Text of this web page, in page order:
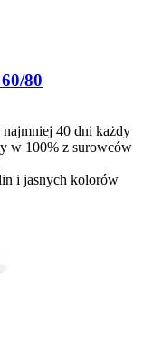
80
40 dni każdy
w 100% z surowców
i jasnych kolorów